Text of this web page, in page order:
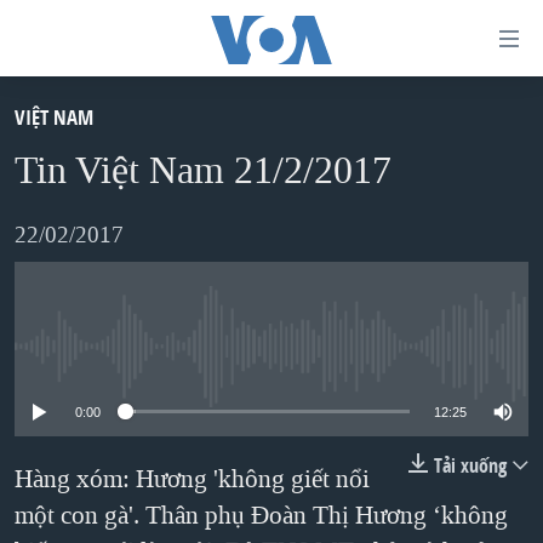
dẫn
truy
cập
nội
hướng
chính
TRANG CHỦ
VIỆT NAM
HOA KỲ
BIỂN ĐÔNG
MỤC
TỰ DO BÁO CHÍ
VẠCH TRẦN TIN GIẢ
CHUYÊN ĐỀ
CHIẾN TRANH THƯƠNG MẠI CỦA MỸ: QUÁ KHỨ VÀ HIỆN
HỌC TIẾNG ANH
VIỆT NAM
Tin Việt Nam 21/2/2017
22/02/2017
0:00 12:25
Tải xuống
Hàng xóm: Hương 'không giết nổi
một con gà'. Thân phụ Đoàn Thị Hương ‘không